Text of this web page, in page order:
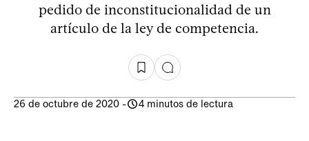
pedido de inconstitucionalidad de un
artículo de la ley de competencia.
26 de octubre de 2020 - 4 minutos de lectura